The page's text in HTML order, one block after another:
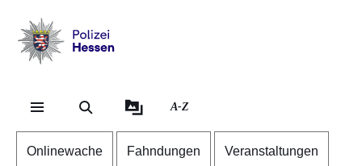
Hessen
A-Z
Onlinewache Fahndungen Veranstaltungen